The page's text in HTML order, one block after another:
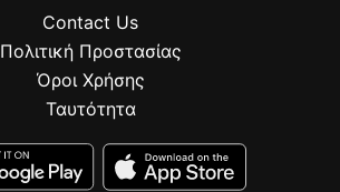
Contact Us
Πολιτική Προστασίας
Όροι Χρήσης
Ταυτότητα